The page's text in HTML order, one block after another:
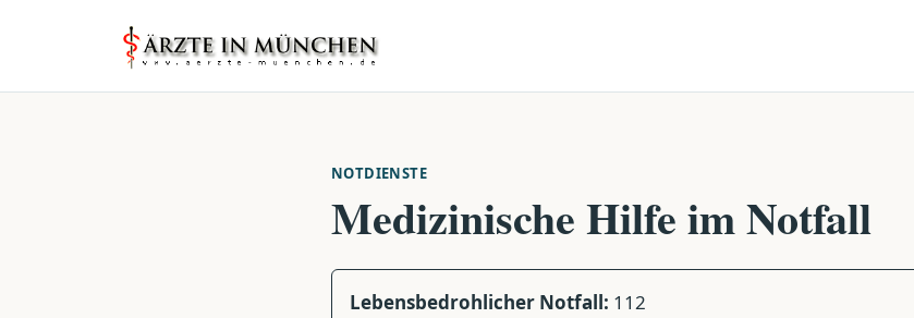
NOTDIENSTE
Medizinische Hilfe im Notfall
Lebensbedrohlicher Notfall: 112